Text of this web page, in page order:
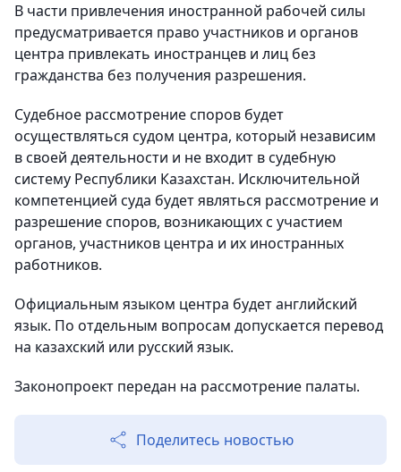
В части привлечения иностранной рабочей силы
предусматривается право участников и органов
центра привлекать иностранцев и лиц без
гражданства без получения разрешения.
Судебное рассмотрение споров будет
осуществляться судом центра, который независим
в своей деятельности и не входит в судебную
систему Республики Казахстан. Исключительной
компетенцией суда будет являться рассмотрение и
разрешение споров, возникающих с участием
органов, участников центра и их иностранных
работников.
Официальным языком центра будет английский
язык. По отдельным вопросам допускается перевод
на казахский или русский язык.
Законопроект передан на рассмотрение палаты.
Поделитесь новостью